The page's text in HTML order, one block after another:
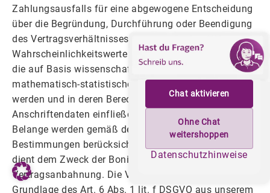
Zahlungsausfalls für eine abgewogene Entscheidung
über die Begründung, Durchführung oder Beendigung
des Vertragsverhältnisses. Die Bonitätsauskunft kann
Wahrscheinlichkeitswerte (Score-Werte) beinhalten,
die auf Basis wissenschaftlich anerkannter
mathematisch-statistischer Verfahren berechnet
werden und in deren Berechnung unter anderem
Anschriftendaten einfließen. Ihre schutzwürdigen
Belange werden gemäß den gesetzlichen
Bestimmungen berücksichtigt. Die Datenverarbeitung
dient dem Zweck der Bonitätsprüfung für eine
Vertragsanbahnung. Die Verarbeitung erfolgt auf
Grundlage des Art. 6 Abs. 1 lit. f DSGVO aus unserem
Chat aktivieren
Ohne Chat
weitershoppen
Datenschutzhinweise